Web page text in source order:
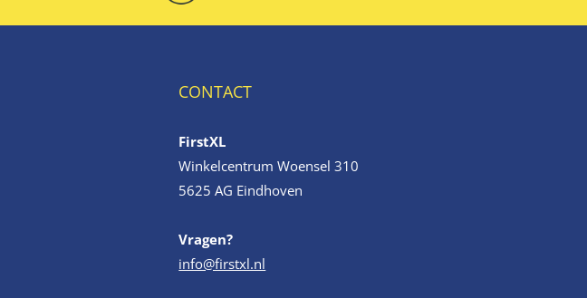
CONTACT
FirstXL
Winkelcentrum Woensel 310
5625 AG Eindhoven
Vragen?
info@firstxl.nl